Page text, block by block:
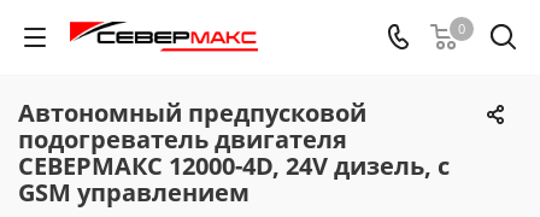
0
Автономный предпусковой
подогреватель двигателя
СЕВЕРМАКС 12000-4D, 24V дизель, с
GSM управлением